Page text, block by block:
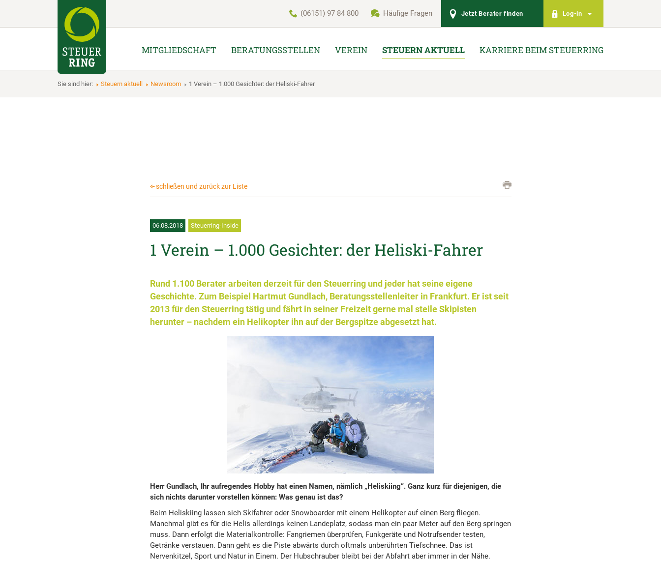
(06151) 97 84 800 Häufige Fragen Jetzt Berater finden Log-in
MITGLIEDSCHAFT BERATUNGSSTELLEN VEREIN STEUERN AKTUELL KARRIERE BEIM STEUERRING
Sie sind hier: Steuern aktuell Newsroom 1 Verein – 1.000 Gesichter: der Heliski-Fahrer
schließen und zurück zur Liste
06.08.2018 Steuerring-Inside
1 Verein – 1.000 Gesichter: der Heliski-Fahrer
Rund 1.100 Berater arbeiten derzeit für den Steuerring und jeder hat seine eigene
Geschichte. Zum Beispiel Hartmut Gundlach, Beratungsstellenleiter in Frankfurt. Er ist seit
2013 für den Steuerring tätig und fährt in seiner Freizeit gerne mal steile Skipisten
herunter – nachdem ein Helikopter ihn auf der Bergspitze abgesetzt hat.
Herr Gundlach, Ihr aufregendes Hobby hat einen Namen, nämlich „Heliskiing“. Ganz kurz für diejenigen, die
sich nichts darunter vorstellen können: Was genau ist das?
Beim Heliskiing lassen sich Skifahrer oder Snowboarder mit einem Helikopter auf einen Berg fliegen.
Manchmal gibt es für die Helis allerdings keinen Landeplatz, sodass man ein paar Meter auf den Berg springen
muss. Dann erfolgt die Materialkontrolle: Fangriemen überprüfen, Funkgeräte und Notrufsender testen,
Getränke verstauen. Dann geht es die Piste abwärts durch oftmals unberührten Tiefschnee. Das ist
Nervenkitzel, Sport und Natur in Einem. Der Hubschrauber bleibt bei der Abfahrt aber immer in der Nähe.